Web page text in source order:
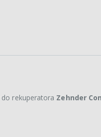
do rekuperatora Zehnder